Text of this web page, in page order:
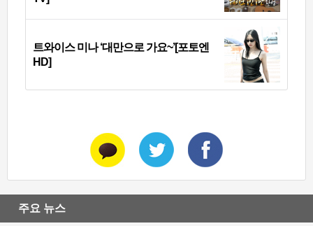
트와이스 미나 ‘대만으로 가요~’[포토엔
HD]
주요 뉴스